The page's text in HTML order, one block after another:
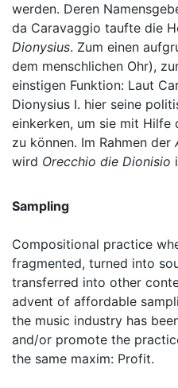
werden. Deren
da Caravaggio taufte die
Dionysius. Zum einen
dem menschlichen Ohr),
einstigen Funktion: Laut
Dionysius I. hier seine
einkerken, um sie mit Hilfe
zu können. Im Rahmen der
wird Orecchio die Dionisio
Sampling
Compositional practice
fragmented, turned into
transferred into other
advent of affordable
the music industry has
and/or promote the
the same maxim: Profit.